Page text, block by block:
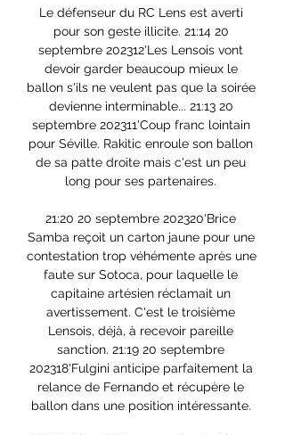
Le défenseur du RC Lens est averti
pour son geste illicite. 21:14 20
septembre 202312'Les Lensois vont
devoir garder beaucoup mieux le
ballon s'ils ne veulent pas que la soirée
devienne interminable... 21:13 20
septembre 202311'Coup franc lointain
pour Séville. Rakitic enroule son ballon
de sa patte droite mais c'est un peu
long pour ses partenaires.
21:20 20 septembre 202320'Brice
Samba reçoit un carton jaune pour une
contestation trop véhémente après une
faute sur Sotoca, pour laquelle le
capitaine artésien réclamait un
avertissement. C'est le troisième
Lensois, déjà, à recevoir pareille
sanction. 21:19 20 septembre
202318'Fulgini anticipe parfaitement la
relance de Fernando et récupère le
ballon dans une position intéressante.